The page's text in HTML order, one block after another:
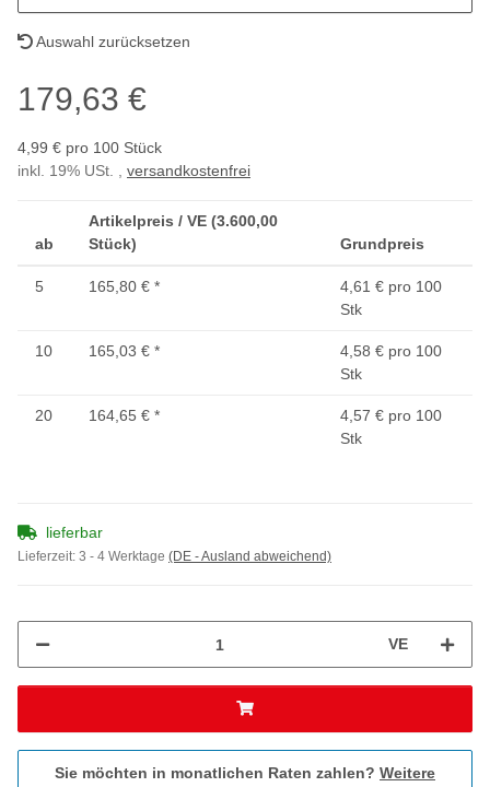
Auswahl zurücksetzen
179,63 €
4,99 € pro 100 Stück
inkl. 19% USt. , versandkostenfrei
ab
Artikelpreis / VE (3.600,00
Stück)
Grundpreis
5 165,80 € *
4,61 € pro 100
Stk
10 165,03 € *
4,58 € pro 100
Stk
20 164,65 € *
4,57 € pro 100
Stk
lieferbar
Lieferzeit: 3 - 4 Werktage (DE - Ausland abweichend)
VE
Sie möchten in monatlichen Raten zahlen? Weitere